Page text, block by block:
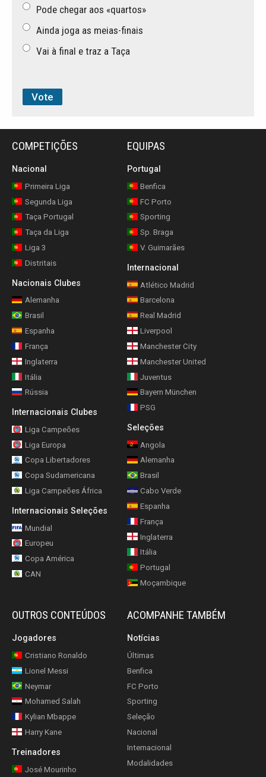
Pode chegar aos «quartos»
Ainda joga as meias-finais
Vai à final e traz a Taça
COMPETIÇÕES
Nacional
Primeira Liga
Segunda Liga
Taça Portugal
Taça da Liga
Liga 3
Distritais
Nacionais Clubes
Alemanha
Brasil
Espanha
França
Inglaterra
Itália
Rússia
Internacionais Clubes
Liga Campeões
Liga Europa
Copa Libertadores
Copa Sudamericana
Liga Campeões África
Internacionais Seleções
Mundial
Europeu
Copa América
CAN
EQUIPAS
Portugal
Benfica
FC Porto
Sporting
Sp. Braga
V. Guimarães
Internacional
Atlético Madrid
Barcelona
Real Madrid
Liverpool
Manchester City
Manchester United
Juventus
Bayern München
PSG
Seleções
Angola
Alemanha
Brasil
Cabo Verde
Espanha
França
Inglaterra
Itália
Portugal
Moçambique
OUTROS CONTEÚDOS
Jogadores
Cristiano Ronaldo
Lionel Messi
Neymar
Mohamed Salah
Kylian Mbappe
Harry Kane
Treinadores
José Mourinho
ACOMPANHE TAMBÉM
Notícias
Últimas
Benfica
FC Porto
Sporting
Seleção
Nacional
Internacional
Modalidades